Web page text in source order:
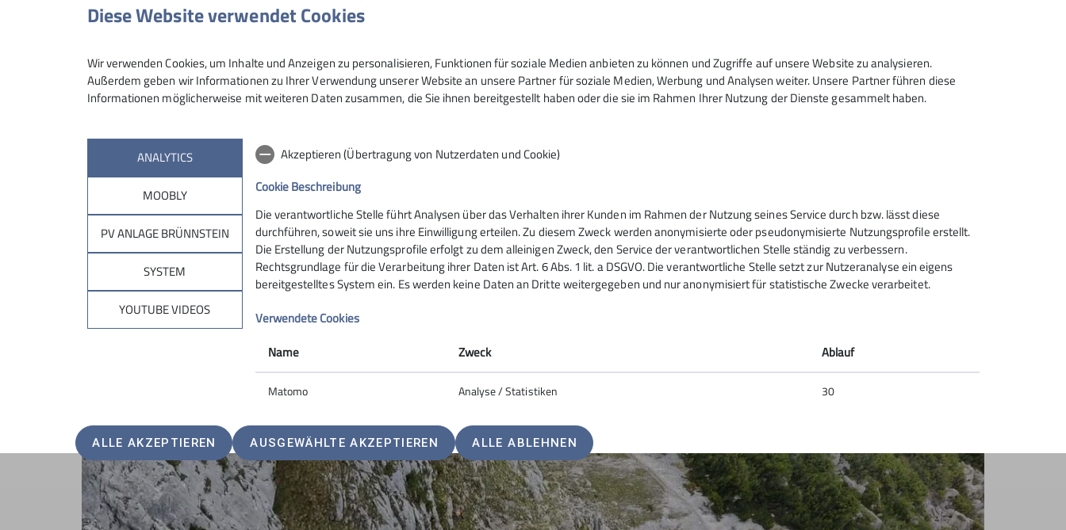
ist, aber eine wunderbare Sache.
Oben teilten wir uns auf, wovon 2 die Rücksäcke am Einstieg holten. Obwohl die
Kletterei ein absolutes Highlight war, kam für drei von uns im Abstieg (danke an die
Rucksackholer!!) der Höhepunkt des Ausflugs: Ein Stopp im Dinopark der Steinplatte:
Fotos mit T-Rex, Rutschen und das Floß testen – musste sein. Am nächsten Tag ging
es dann in Zweierseilschaften in verschiedene Touren und danach, (je nach
Motivation) in weitere Touren oder in die Alm. Am letzten Tag entschieden wir uns den
Kurztrip mit Sportklettern am Klobenstein abzuschließen und anschließend noch im
Zellersee den ersten Dreck abzuwaschen. Ein schönes langes Wochenende – in einem
Gebiet das bestimmt nicht das letzte Mal Ziel für uns.
Diese Website verwendet Cookies
Wir verwenden Cookies, um Inhalte und Anzeigen zu personalisieren, Funktionen für soziale Medien anbieten zu können und Zugriffe auf unsere Website zu analysieren.
Außerdem geben wir Informationen zu Ihrer Verwendung unserer Website an unsere Partner für soziale Medien, Werbung und Analysen weiter. Unsere Partner führen diese
Informationen möglicherweise mit weiteren Daten zusammen, die Sie ihnen bereitgestellt haben oder die sie im Rahmen Ihrer Nutzung der Dienste gesammelt haben.
ANALYTICS
MOOBLY
PV ANLAGE BRÜNNSTEIN
SYSTEM
YOUTUBE VIDEOS
Akzeptieren (Übertragung von Nutzerdaten und Cookie)
Cookie Beschreibung
Die verantwortliche Stelle führt Analysen über das Verhalten ihrer Kunden im Rahmen der Nutzung seines Service durch bzw. lässt diese
durchführen, soweit sie uns ihre Einwilligung erteilen. Zu diesem Zweck werden anonymisierte oder pseudonymisierte Nutzungsprofile erstellt.
Die Erstellung der Nutzungsprofile erfolgt zu dem alleinigen Zweck, den Service der verantwortlichen Stelle ständig zu verbessern.
Rechtsgrundlage für die Verarbeitung ihrer Daten ist Art. 6 Abs. 1 lit. a DSGVO. Die verantwortliche Stelle setzt zur Nutzeranalyse ein eigens
bereitgestelltes System ein. Es werden keine Daten an Dritte weitergegeben und nur anonymisiert für statistische Zwecke verarbeitet.
Verwendete Cookies
Name
Zweck Ablauf
Matomo Analyse / Statistiken 30
ALLE AKZEPTIEREN AUSGEWÄHLTE AKZEPTIEREN ALLE ABLEHNEN